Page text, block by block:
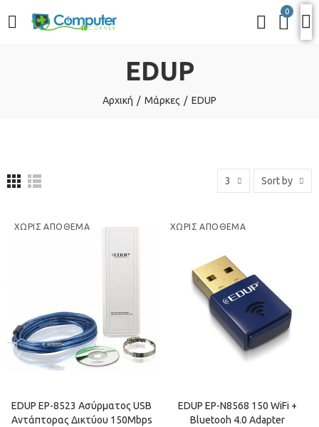
0
EDUP
Αρχική Μάρκες EDUP
3 Sort by
ΧΩΡΊΣ ΑΠΌΘΕΜΑ
EDUP EP-8523 Ασύρματος USB
Αντάπτορας Δικτύου 150Mbps
ΧΩΡΊΣ ΑΠΌΘΕΜΑ
EDUP EP-N8568 150 WiFi +
Bluetooh 4.0 Adapter